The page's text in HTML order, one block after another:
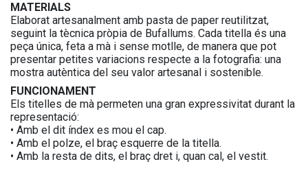
MATERIALS
Elaborat artesanalment amb pasta de paper reutilitzat,
seguint la tècnica pròpia de Bufallums. Cada titella és una
peça única, feta a mà i sense motlle, de manera que pot
presentar petites variacions respecte a la fotografia: una
mostra autèntica del seu valor artesanal i sostenible.
FUNCIONAMENT
Els titelles de mà permeten una gran expressivitat durant la
representació:
• Amb el dit índex es mou el cap.
• Amb el polze, el braç esquerre de la titella.
• Amb la resta de dits, el braç dret i, quan cal, el vestit.